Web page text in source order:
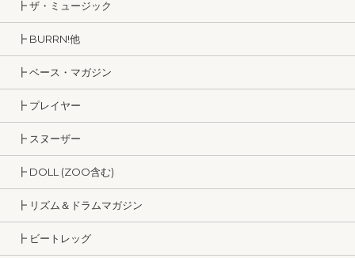
┣ ザ・ミュージック
┣ BURRN!他
┣ ベース・マガジン
┣ プレイヤー
┣ スヌーザー
┣ DOLL (ZOO含む)
┣ リズム＆ドラムマガジン
┣ ビートレッグ